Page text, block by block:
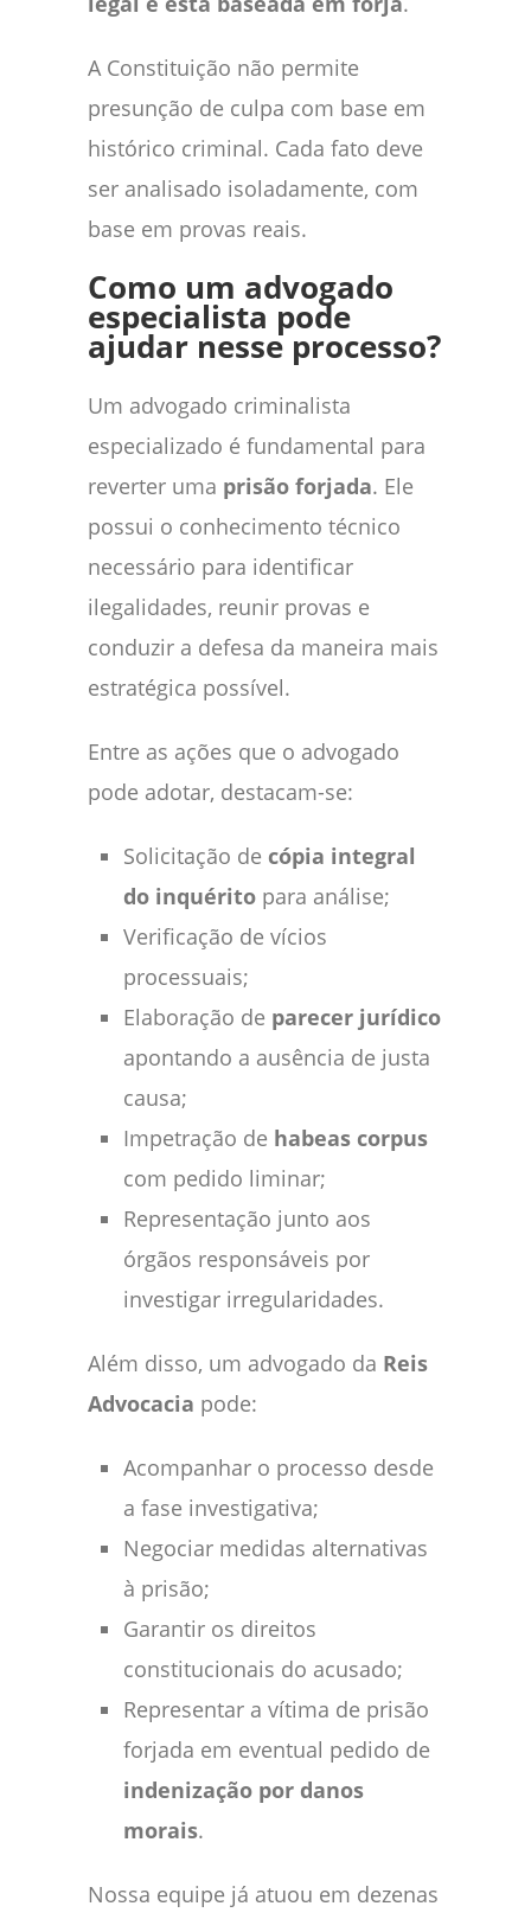
A Constituição não permite
presunção de culpa com base em
histórico criminal. Cada fato deve
ser analisado isoladamente, com
base em provas reais.
Como um advogado
especialista pode
ajudar nesse processo?
Um advogado criminalista
especializado é fundamental para
reverter uma prisão forjada. Ele
possui o conhecimento técnico
necessário para identificar
ilegalidades, reunir provas e
conduzir a defesa da maneira mais
estratégica possível.
Entre as ações que o advogado
pode adotar, destacam-se:
Solicitação de cópia integral
do inquérito para análise;
Verificação de vícios
processuais;
Elaboração de parecer jurídico
apontando a ausência de justa
causa;
Impetração de habeas corpus
com pedido liminar;
Representação junto aos
órgãos responsáveis por
investigar irregularidades.
Além disso, um advogado da Reis
Advocacia pode:
Acompanhar o processo desde
a fase investigativa;
Negociar medidas alternativas
à prisão;
Garantir os direitos
constitucionais do acusado;
Representar a vítima de prisão
forjada em eventual pedido de
indenização por danos
morais.
Nossa equipe já atuou em dezenas